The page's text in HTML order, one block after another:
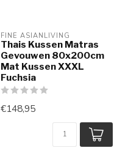
FINE ASIANLIVING
Thais Kussen Matras
Gevouwen 80x200cm
Mat Kussen XXXL
Fuchsia
€148,95